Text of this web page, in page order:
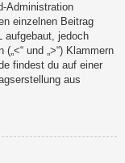
Administration
einzelnen Beitrag
aufgebaut, jedoch
und „>“) Klammern
findest du auf einer
aus